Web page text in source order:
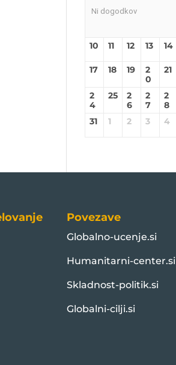
Ni dogodkov
10 11 12 13 14
17 18 19
2
0
21
2
4
25
2
6
2
7
2
8
31
1 2 3 4
Povezave
Globalno-ucenje.si
Humanitarni-center.si
Skladnost-politik.si
Globalni-cilji.si